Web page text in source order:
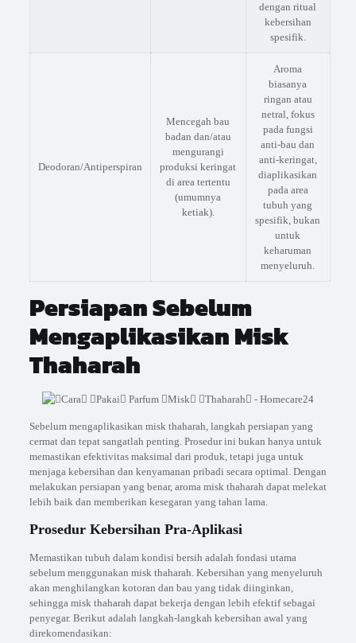
dengan ritual
kebersihan
spesifik.
Deodoran/Antiperspiran
Mencegah bau
badan dan/atau
mengurangi
produksi keringat
di area tertentu
(umumnya
ketiak).
Aroma
biasanya
ringan atau
netral, fokus
pada fungsi
anti-bau dan
anti-keringat,
diaplikasikan
pada area
tubuh yang
spesifik, bukan
untuk
keharuman
menyeluruh.
Persiapan Sebelum
Mengaplikasikan Misk
Thaharah
Sebelum mengaplikasikan misk thaharah, langkah persiapan yang
cermat dan tepat sangatlah penting. Prosedur ini bukan hanya untuk
memastikan efektivitas maksimal dari produk, tetapi juga untuk
menjaga kebersihan dan kenyamanan pribadi secara optimal. Dengan
melakukan persiapan yang benar, aroma misk thaharah dapat melekat
lebih baik dan memberikan kesegaran yang tahan lama.
Prosedur Kebersihan Pra-Aplikasi
Memastikan tubuh dalam kondisi bersih adalah fondasi utama
sebelum menggunakan misk thaharah. Kebersihan yang menyeluruh
akan menghilangkan kotoran dan bau yang tidak diinginkan,
sehingga misk thaharah dapat bekerja dengan lebih efektif sebagai
penyegar. Berikut adalah langkah-langkah kebersihan awal yang
direkomendasikan: